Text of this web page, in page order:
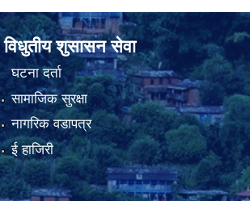
विधुतीय शुसासन सेवा
घटना दर्ता
सामाजिक सुरक्षा
नागरिक वडापत्र
ई हाजिरी